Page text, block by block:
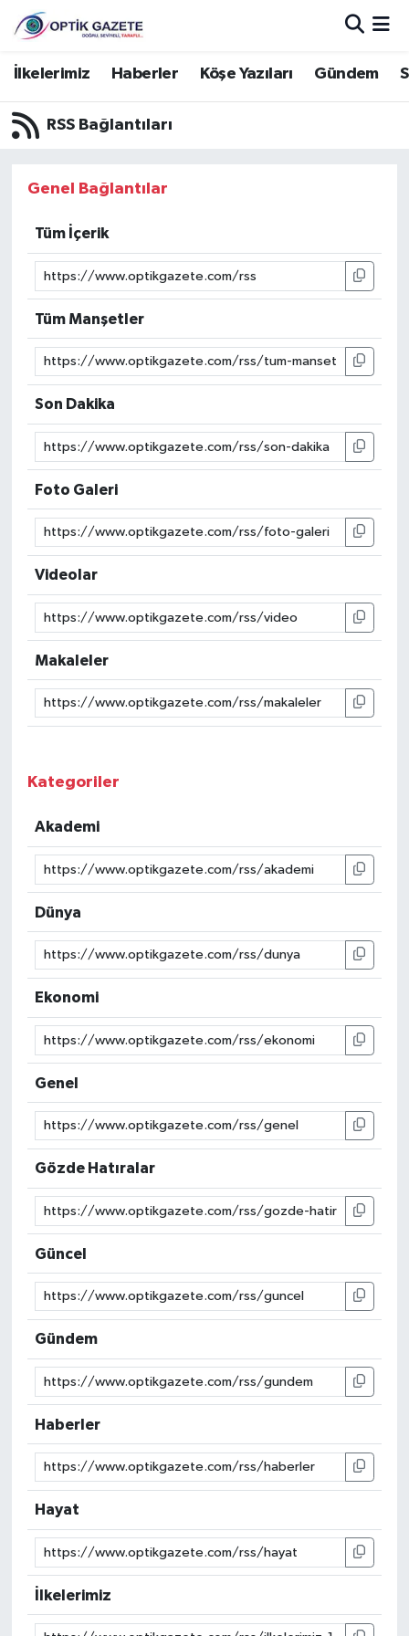
İlkelerimiz Haberler Köşe Yazıları Gündem
RSS Bağlantıları
Genel Bağlantılar
Tüm İçerik
Tüm Manşetler
Son Dakika
Foto Galeri
Videolar
Makaleler
Kategoriler
Akademi
Dünya
Ekonomi
Genel
Gözde Hatıralar
Güncel
Gündem
Haberler
Hayat
İlkelerimiz
Nöbetçi Eczaneler
Hava Durumu
Süper Lig Puan Durumu ve Fikstür
Tüm Manşetler
Son Dakika Haberleri
Haber Arşivi